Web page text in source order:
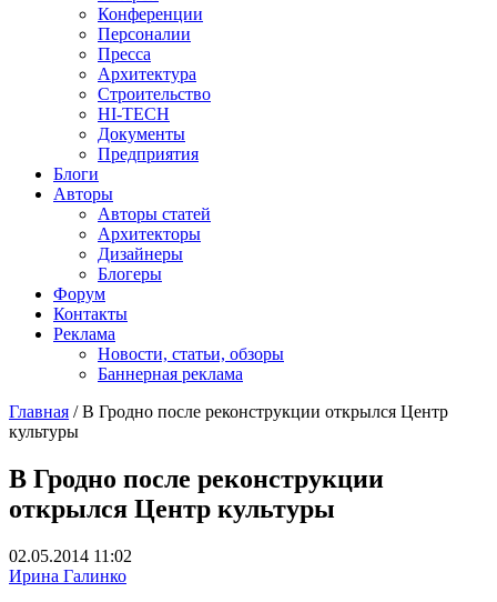
Конференции
Персоналии
Пресса
Архитектура
Строительство
HI-TECH
Документы
Предприятия
Блоги
Авторы
Авторы статей
Архитекторы
Дизайнеры
Блогеры
Форум
Контакты
Реклама
Новости, статьи, обзоры
Баннерная реклама
You are here
Главная / В Гродно после реконструкции открылся Центр
культуры
В Гродно после реконструкции
открылся Центр культуры
02.05.2014 11:02
Ирина Галинко